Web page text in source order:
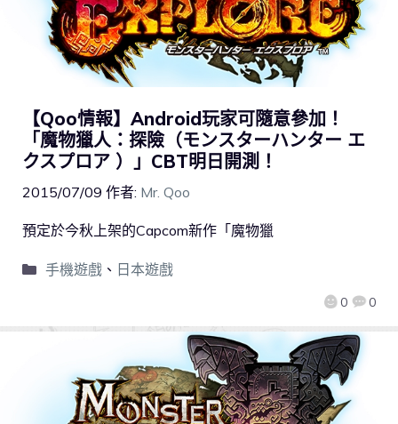
【Qoo情報】Android玩家可隨意參加！
「魔物獵人：探險（モンスターハンター エ
クスプロア ）」CBT明日開測！
2015/07/09 作者: Mr. Qoo
0 0
預定於今秋上架的Capcom新作「魔物獵
手機遊戲、 日本遊戲